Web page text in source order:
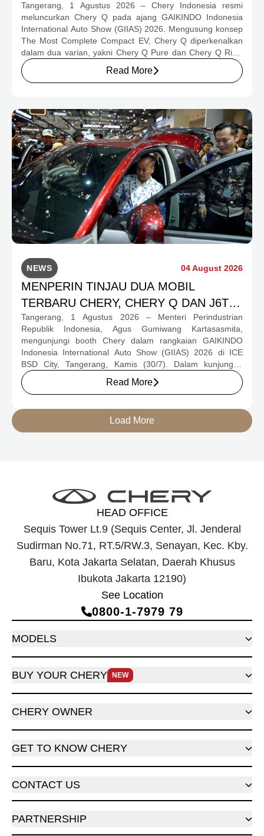
OTOMOTIF MELALUI HARGA SPESIAL
MULAI RP239,9 JUTA
Tangerang, 1 Agustus 2026 – Chery Indonesia resmi
meluncurkan Chery Q pada ajang GAIKINDO Indonesia
International Auto Show (GIIAS) 2026. Mengusung konsep
The Most Complete Compact EV, Chery Q diperkenalkan
dalam dua varian, yakni Chery Q Pure dan Chery Q Rizz,
untuk mengakomodasi kebutuhan mobilitas serta
preferensi konsumen yang berbeda.
Read More
NEWS 04 August 2026
MENPERIN TINJAU DUA MOBIL
TERBARU CHERY, CHERY Q DAN J6T
CSH YANG JADI SOROTAN DI GIIAS
2026
Tangerang, 1 Agustus 2026 – Menteri Perindustrian
Republik Indonesia, Agus Gumiwang Kartasasmita,
mengunjungi booth Chery dalam rangkaian GAIKINDO
Indonesia International Auto Show (GIIAS) 2026 di ICE
BSD City, Tangerang, Kamis (30/7). Dalam kunjungan
tersebut, Menteri Perindustrian meninjau dua produk
elektrifikasi terbaru Chery, yakni Chery Q, compact EV
berteknologi Range-Extended Electric Vehicle (REEV) yang
dirancang untuk mendukung perjalanan jarak jauh.
Read More
Load More
HEAD OFFICE
Sequis Tower Lt.9 (Sequis Center, Jl. Jenderal
Sudirman No.71, RT.5/RW.3, Senayan, Kec. Kby.
Baru, Kota Jakarta Selatan, Daerah Khusus
Ibukota Jakarta 12190)
See Location
0800‑1‑7979 79
MODELS
BUY YOUR CHERY NEW
CHERY OWNER
GET TO KNOW CHERY
CONTACT US
PARTNERSHIP